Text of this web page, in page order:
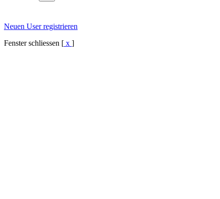
Neuen User registrieren
Fenster schliessen [ x ]